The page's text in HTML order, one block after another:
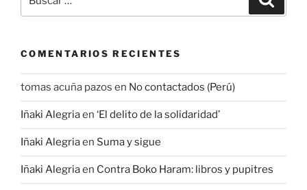
por:
COMENTARIOS RECIENTES
tomas acuña pazos en No contactados (Perú)
Iñaki Alegriaen ‘El delito de la solidaridad’
Iñaki Alegriaen Suma y sigue
Iñaki Alegriaen Contra Boko Haram: libros y pupitres